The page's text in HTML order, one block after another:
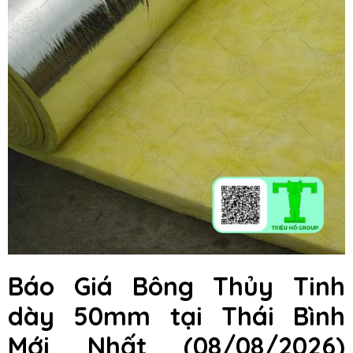
Báo Giá Bông Thủy Tinh
dày 50mm tại Thái Bình
Mới Nhất (08/08/2026)